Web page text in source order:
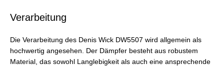
Verarbeitung
Die Verarbeitung des Denis Wick DW5507 wird allgemein als
hochwertig angesehen. Der Dämpfer besteht aus robustem
Material, das sowohl Langlebigkeit als auch eine ansprechende